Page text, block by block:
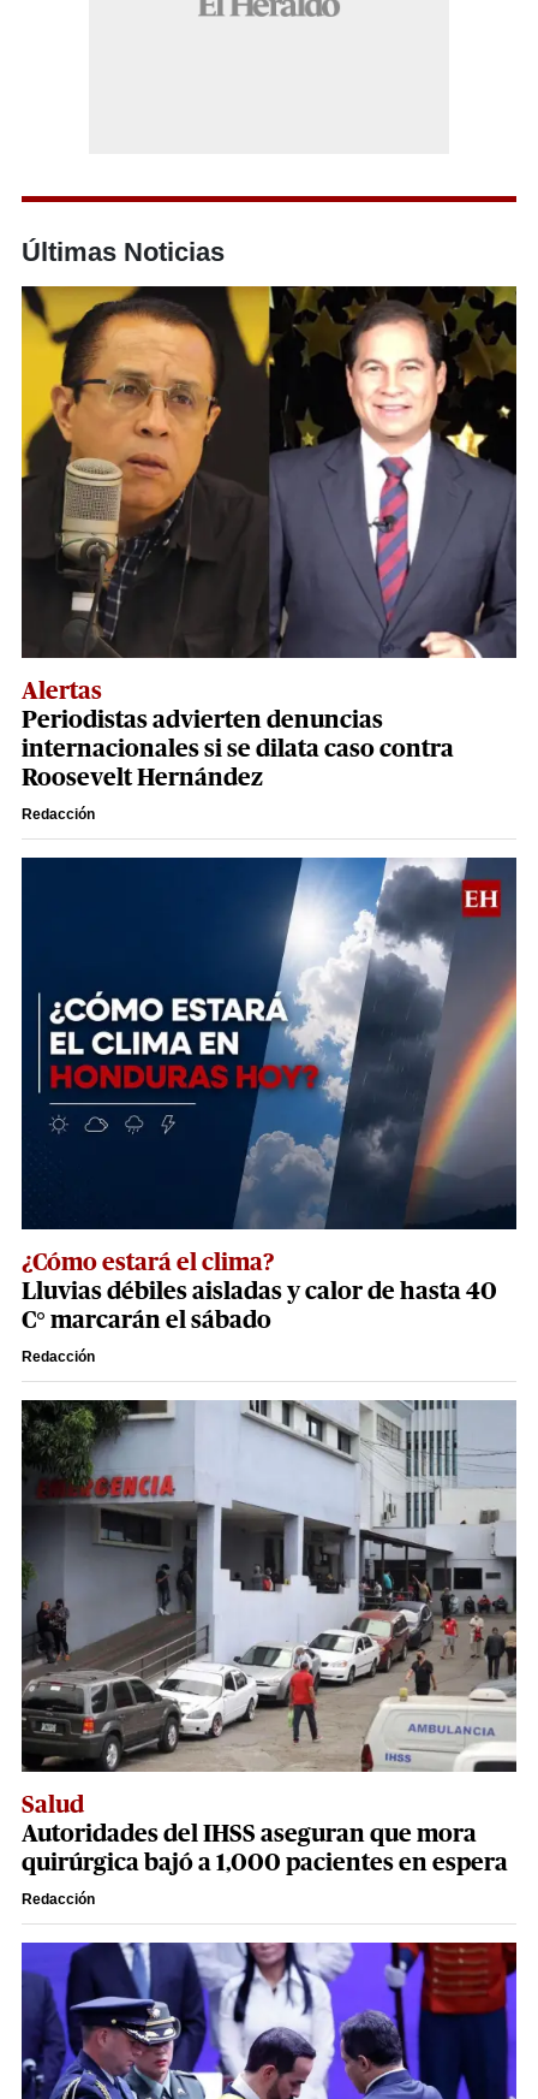
Últimas Noticias
Alertas
Periodistas advierten denuncias
internacionales si se dilata caso contra
Roosevelt Hernández
Redacción
¿Cómo estará el clima?
Lluvias débiles aisladas y calor de hasta 40
C° marcarán el sábado
Redacción
Salud
Autoridades del IHSS aseguran que mora
quirúrgica bajó a 1,000 pacientes en espera
Redacción